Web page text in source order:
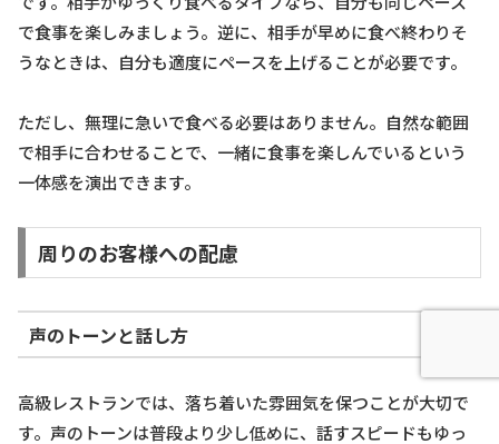
で食事を楽しみましょう。逆に、相手が早めに食べ終わりそ
うなときは、自分も適度にペースを上げることが必要です。
ただし、無理に急いで食べる必要はありません。自然な範囲
で相手に合わせることで、一緒に食事を楽しんでいるという
一体感を演出できます。
周りのお客様への配慮
声のトーンと話し方
高級レストランでは、落ち着いた雰囲気を保つことが大切で
す。声のトーンは普段より少し低めに、話すスピードもゆっ